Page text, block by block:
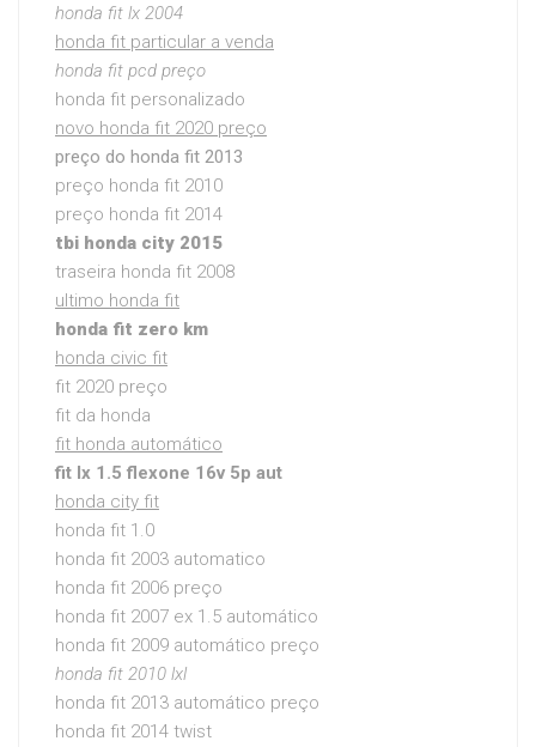
honda fit lx 2004
honda fit particular a venda
honda fit pcd preço
honda fit personalizado
novo honda fit 2020 preço
preço do honda fit 2013
preço honda fit 2010
preço honda fit 2014
tbi honda city 2015
traseira honda fit 2008
ultimo honda fit
honda fit zero km
honda civic fit
fit 2020 preço
fit da honda
fit honda automático
fit lx 1.5 flexone 16v 5p aut
honda city fit
honda fit 1.0
honda fit 2003 automatico
honda fit 2006 preço
honda fit 2007 ex 1.5 automático
honda fit 2009 automático preço
honda fit 2010 lxl
honda fit 2013 automático preço
honda fit 2014 twist